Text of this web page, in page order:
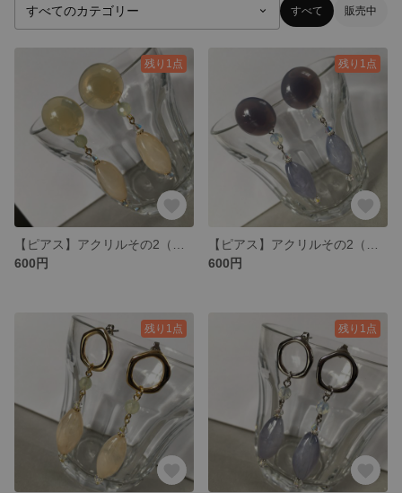
すべて 販売中
残り1点
600円
残り1点
600円
残り1点 残り1点